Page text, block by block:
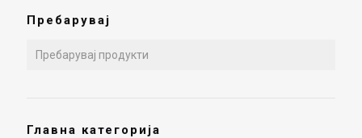
Пребарувај
Главна категорија